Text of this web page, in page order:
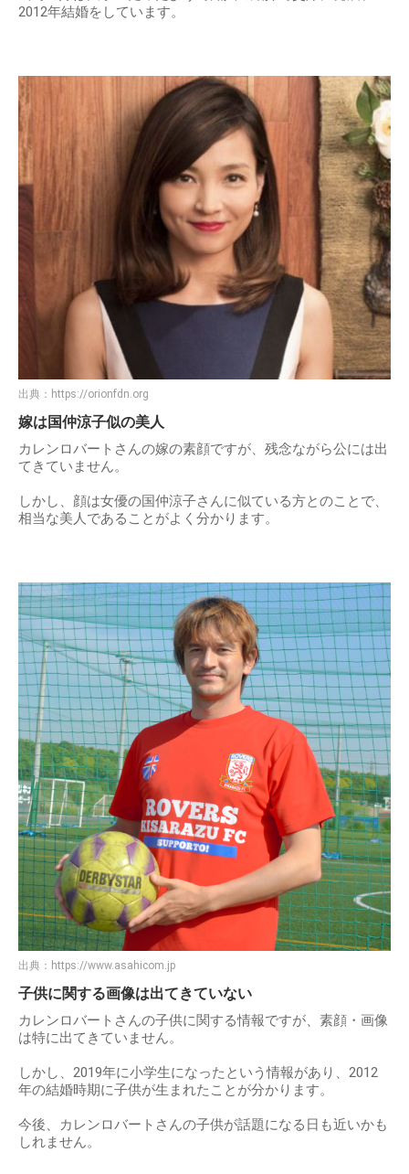
2012年結婚をしています。
出典： https://orionfdn.org
嫁は国仲涼子似の美人
カレンロバートさんの嫁の素顔ですが、残念ながら公には出
てきていません。
しかし、顔は女優の国仲涼子さんに似ている方とのことで、
相当な美人であることがよく分かります。
出典： https://www.asahicom.jp
子供に関する画像は出てきていない
カレンロバートさんの子供に関する情報ですが、素顔・画像
は特に出てきていません。
しかし、2019年に小学生になったという情報があり、2012
年の結婚時期に子供が生まれたことが分かります。
今後、カレンロバートさんの子供が話題になる日も近いかも
しれません。